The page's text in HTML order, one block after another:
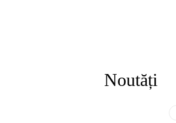
Noutăți